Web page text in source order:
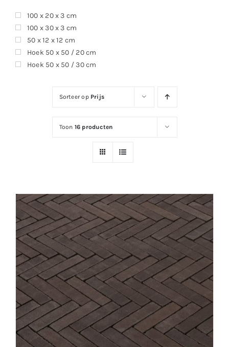
Sorteer op Prijs
Toon 16 producten
100 x 20 x 3 cm
100 x 30 x 3 cm
50 x 12 x 12 cm
Hoek 50 x 50 / 20 cm
Hoek 50 x 50 / 30 cm